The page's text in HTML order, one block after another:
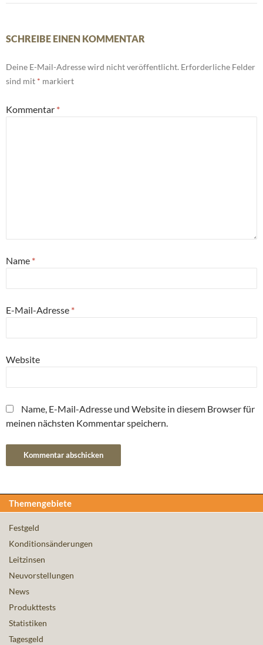
SCHREIBE EINEN KOMMENTAR
Deine E-Mail-Adresse wird nicht veröffentlicht. Erforderliche Felder
sind mit * markiert
Kommentar *
Name *
E-Mail-Adresse *
Website
Name, E-Mail-Adresse und Website in diesem Browser für
meinen nächsten Kommentar speichern.
Themengebiete
Festgeld
Konditionsänderungen
Leitzinsen
Neuvorstellungen
News
Produkttests
Statistiken
Tagesgeld